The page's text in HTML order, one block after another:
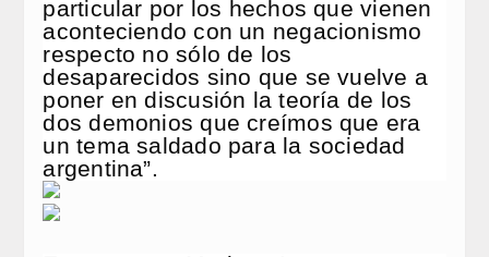
particular por los hechos que vienen
aconteciendo con un negacionismo
respecto no sólo de los
desaparecidos sino que se vuelve a
poner en discusión la teoría de los
dos demonios que creímos que era
un tema saldado para la sociedad
argentina”.